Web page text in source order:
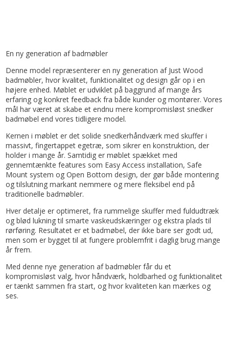
En ny generation af badmøbler
Denne model repræsenterer en ny generation af Just Wood
badmøbler, hvor kvalitet, funktionalitet og design går op i en
højere enhed. Møblet er udviklet på baggrund af mange års
erfaring og konkret feedback fra både kunder og montører. Vores
mål har været at skabe et endnu mere kompromisløst snedker
badmøbel end vores tidligere model.
Kernen i møblet er det solide snedkerhåndværk med skuffer i
massivt, fingertappet egetræ, som sikrer en konstruktion, der
holder i mange år. Samtidig er møblet spækket med
gennemtænkte features som Easy Access installation, Safe
Mount system og Open Bottom design, der gør både montering
og tilslutning markant nemmere og mere fleksibel end på
traditionelle badmøbler.
Hver detalje er optimeret, fra rummelige skuffer med fuldudtræk
og blød lukning til smarte vaskeudskæringer og ekstra plads til
rørføring. Resultatet er et badmøbel, der ikke bare ser godt ud,
men som er bygget til at fungere problemfrit i daglig brug mange
år frem.
Med denne nye generation af badmøbler får du et
kompromisløst valg, hvor håndværk, holdbarhed og funktionalitet
er tænkt sammen fra start, og hvor kvaliteten kan mærkes og
ses.